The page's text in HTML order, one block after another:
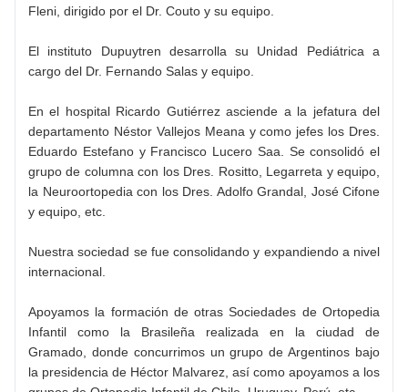
Fleni, dirigido por el Dr. Couto y su equipo.
El instituto Dupuytren desarrolla su Unidad Pediátrica a
cargo del Dr. Fernando Salas y equipo.
En el hospital Ricardo Gutiérrez asciende a la jefatura del
departamento Néstor Vallejos Meana y como jefes los Dres.
Eduardo Estefano y Francisco Lucero Saa. Se consolidó el
grupo de columna con los Dres. Rositto, Legarreta y equipo,
la Neuroortopedia con los Dres. Adolfo Grandal, José Cifone
y equipo, etc.
Nuestra sociedad se fue consolidando y expandiendo a nivel
internacional.
Apoyamos la formación de otras Sociedades de Ortopedia
Infantil como la Brasileña realizada en la ciudad de
Gramado, donde concurrimos un grupo de Argentinos bajo
la presidencia de Héctor Malvarez, así como apoyamos a los